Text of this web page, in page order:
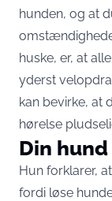
hunden, og at
huske, er, at
yderst
kan bevirke, at
hørelse
Din
Hun forklarer,
fordi løse